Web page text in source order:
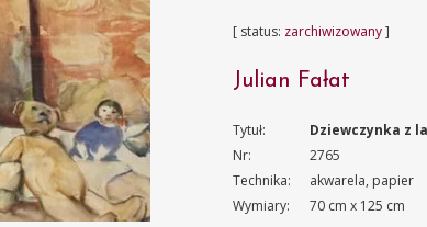
[ status: zarchiwizowany]
Julian Fałat
Tytuł:
Dziewczynka z
Nr:
2765
Technika:
akwarela, papier
Wymiary:
70 cm x 125 cm